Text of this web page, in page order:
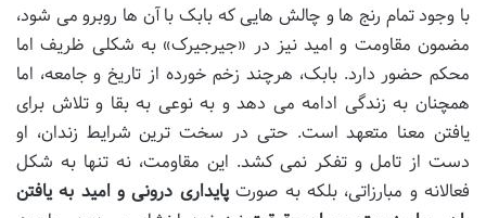
با وجود تمام رنج ها و چالش هایی که بابک با آن ها روبرو می شود،
مضمون مقاومت و امید نیز در «جیرجیرک» به شکلی ظریف اما
محکم حضور دارد. بابک، هرچند زخم خورده از تاریخ و جامعه، اما
همچنان به زندگی ادامه می دهد و به نوعی به بقا و تلاش برای
یافتن معنا متعهد است. حتی در سخت ترین شرایط زندان، او
دست از تامل و تفکر نمی کشد. این مقاومت، نه تنها به شکل
فعالانه و مبارزاتی، بلکه به صورتپایداری درونی و امید به یافتن